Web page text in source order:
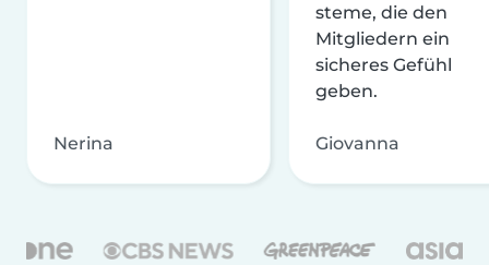
Nerina
steme, die den
Mitgliedern ein
sicheres Gefühl
geben.
Giovanna